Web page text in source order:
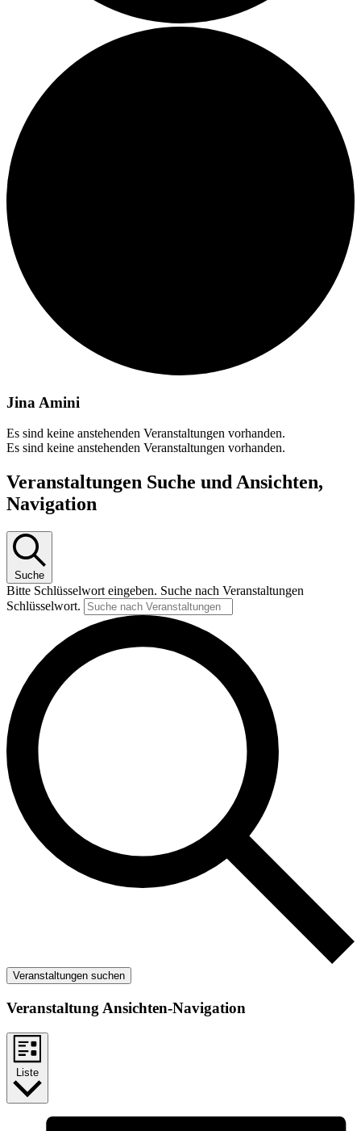
Jina Amini
Es sind keine anstehenden Veranstaltungen vorhanden.
Es sind keine anstehenden Veranstaltungen vorhanden.
Veranstaltungen Suche und Ansichten,
Navigation
Suche
Bitte Schlüsselwort eingeben. Suche nach Veranstaltungen
Schlüsselwort.
Veranstaltungen suchen
Veranstaltung Ansichten-Navigation
Liste